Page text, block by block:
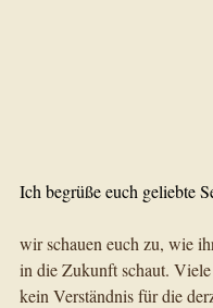
Ich begrüße euch geliebte
wir schauen euch zu, wie
in die Zukunft schaut. Viele
kein Verständnis für die